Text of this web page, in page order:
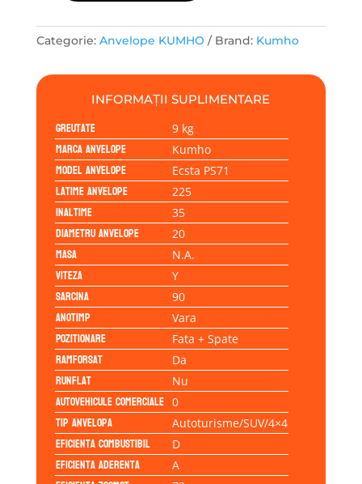
ECSTA
PS71
90Y
Categorie: Anvelope KUMHO Brand: Kumho
INFORMAȚII SUPLIMENTARE
Greutate 9 kg
Marca anvelope Kumho
Model anvelope Ecsta PS71
Latime anvelope 225
Inaltime 35
Diametru anvelope 20
Masa N.A.
Viteza Y
Sarcina 90
Anotimp Vara
Pozitionare Fata + Spate
Ramforsat Da
Runflat Nu
Autovehicule comerciale 0
Tip anvelopa Autoturisme/SUV/4×4
Eficienta Combustibil D
Eficienta Aderenta A